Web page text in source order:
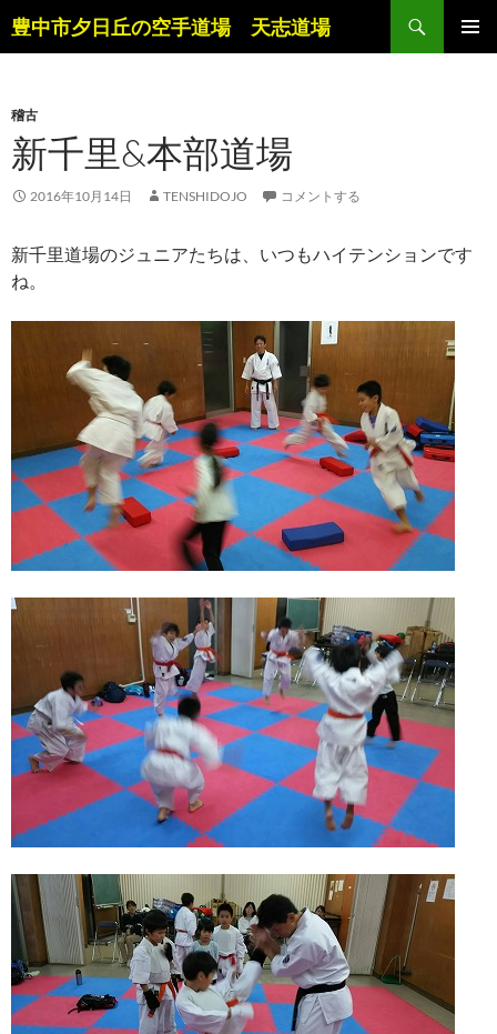
ン
ツ
へ
ス
キ
プ
豊中市夕日丘の空手道場 天志道場
検
索
稽古
新千里&本部道場
2016年10月14日 TENSHIDOJO コメントする
新千里道場のジュニアたちは、いつもハイテンションです
ね。